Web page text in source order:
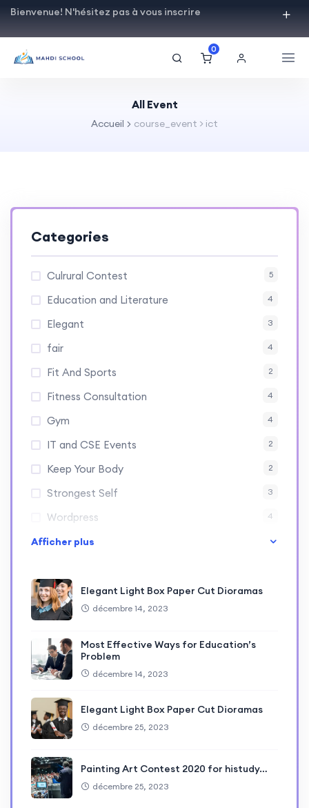
Bienvenue! N'hésitez pas à vous inscrire
0
All Event
Accueil course_event > ict
Categories
Culrural Contest 5
Education and Literature 4
Elegant 3
fair 4
Fit And Sports 2
Fitness Consultation 4
Gym 4
IT and CSE Events 2
Keep Your Body 2
Strongest Self 3
Wordpress 4
Afficher plus
Elegant Light Box Paper Cut Dioramas
décembre 14, 2023
Most Effective Ways for Education’s
Problem
décembre 14, 2023
Elegant Light Box Paper Cut Dioramas
décembre 25, 2023
Painting Art Contest 2020 for histudy…
décembre 25, 2023